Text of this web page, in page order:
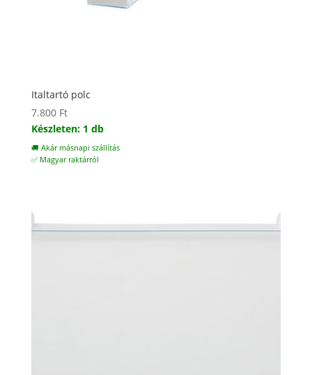
Italtartó polc
7.800 Ft
Készleten: 1 db
🚚 Akár másnapi szállítás
✅ Magyar raktárról